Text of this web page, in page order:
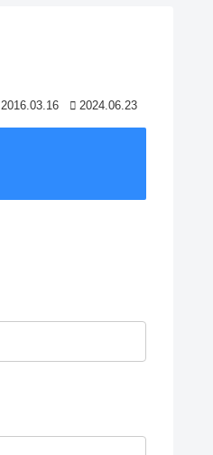
2016.03.16 2024.06.23